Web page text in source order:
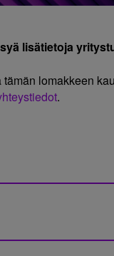
lisätietoja
lomakkeen
.